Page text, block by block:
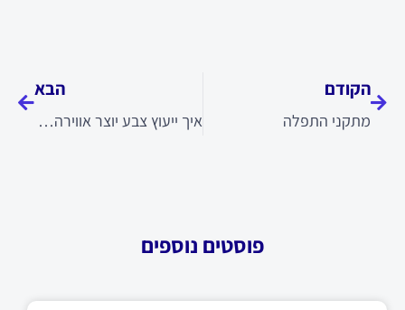
הקודם
מתקני התפלה
הבא
איך ייעוץ צבע יוצר אווירה מושלמת בחלל
פוסטים נוספים